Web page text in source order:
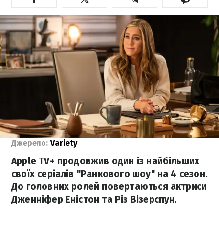
Джерело: Variety
Apple TV+ продовжив один із найбільших
своїх серіалів "Ранкового шоу" на 4 сезон.
До головних ролей повертаються актриси
Дженніфер Еністон та Різ Візерспун.